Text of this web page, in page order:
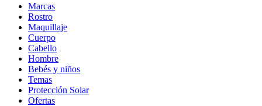
Marcas
Rostro
Maquillaje
Cuerpo
Cabello
Hombre
Bebés y niños
Temas
Protección Solar
Ofertas